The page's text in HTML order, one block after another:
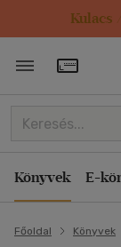
Kulacs
Könyvek E-
Főoldal Könyvek